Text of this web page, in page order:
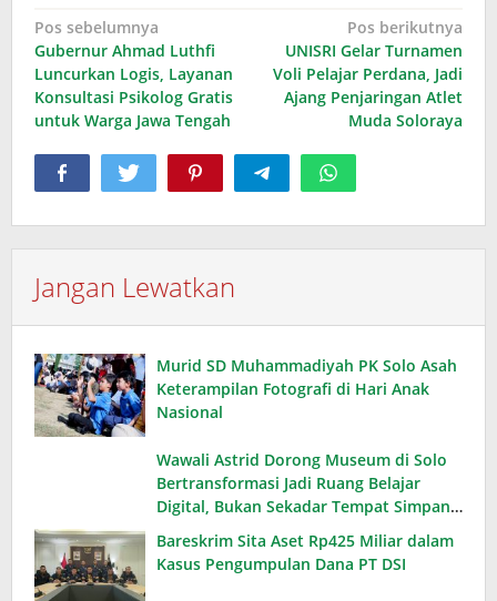
Navigasi
pos
Pos sebelumnya
Gubernur Ahmad Luthfi
Luncurkan Logis, Layanan
Konsultasi Psikolog Gratis
untuk Warga Jawa Tengah
Pos berikutnya
UNISRI Gelar Turnamen
Voli Pelajar Perdana, Jadi
Ajang Penjaringan Atlet
Muda Soloraya
Jangan Lewatkan
Murid SD Muhammadiyah PK Solo Asah
Keterampilan Fotografi di Hari Anak
Nasional
Wawali Astrid Dorong Museum di Solo
Bertransformasi Jadi Ruang Belajar
Digital, Bukan Sekadar Tempat Simpan
Koleksi
Bareskrim Sita Aset Rp425 Miliar dalam
Kasus Pengumpulan Dana PT DSI